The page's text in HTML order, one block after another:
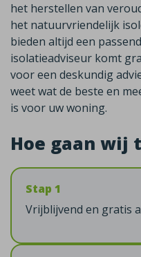
het herstellen van
het natuurvriendelijk
bieden altijd een
isolatieadviseur komt
voor een deskundig
weet wat de beste en
is voor uw woning.
Hoe gaan wij
Stap 1
Vrijblijvend en gratis